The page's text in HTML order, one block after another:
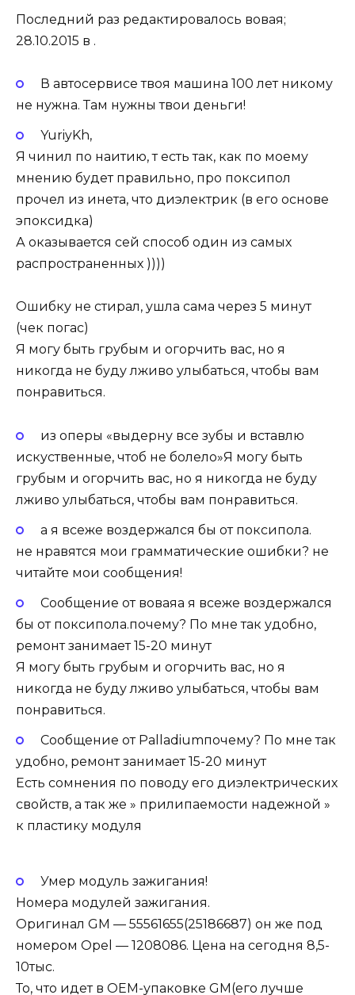
Последний раз редактировалось вовая;
28.10.2015 в .
В автосервисе твоя машина 100 лет никому
не нужна. Там нужны твои деньги!
YuriyKh,
Я чинил по наитию, т есть так, как по моему
мнению будет правильно, про поксипол
прочел из инета, что диэлектрик (в его основе
эпоксидка)
А оказывается сей способ один из самых
распространенных ))))
Ошибку не стирал, ушла сама через 5 минут
(чек погас)
Я могу быть грубым и огорчить вас, но я
никогда не буду лживо улыбаться, чтобы вам
понравиться.
из оперы «выдерну все зубы и вставлю
искуственные, чтоб не болело»Я могу быть
грубым и огорчить вас, но я никогда не буду
лживо улыбаться, чтобы вам понравиться.
а я всеже воздержался бы от поксипола.
не нравятся мои грамматические ошибки? не
читайте мои сообщения!
Сообщение от воваяа я всеже воздержался
бы от поксипола.почему? По мне так удобно,
ремонт занимает 15-20 минут
Я могу быть грубым и огорчить вас, но я
никогда не буду лживо улыбаться, чтобы вам
понравиться.
Сообщение от Palladiumпочему? По мне так
удобно, ремонт занимает 15-20 минут
Есть сомнения по поводу его диэлектрических
свойств, а так же » прилипаемости надежной »
к пластику модуля
Умер модуль зажигания!
Номера модулей зажигания.
Оригинал GM — 55561655(25186687) он же под
номером Opel — 1208086. Цена на сегодня 8,5-
10тыс.
То, что идет в OEM-упаковке GM(его лучше